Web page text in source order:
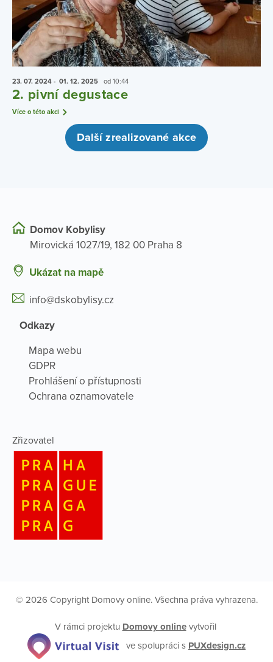
23. 07. 2024 - 01. 12. 2025 od 10:44
2. pivní degustace
Více o této akci
Další zrealizované akce
Domov Kobylisy
Mirovická 1027/19, 182 00 Praha 8
Ukázat na mapě
info@dskobylisy.cz
Odkazy
Mapa webu
GDPR
Prohlášení o přístupnosti
Ochrana oznamovatele
Zřizovatel
© 2026 Copyright Domovy online. Všechna práva vyhrazena.
V rámci projektu Domovy onlinevytvořil
ve spolupráci s PUXdesign.cz